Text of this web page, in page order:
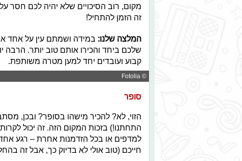
מקום, רוב הסיכויים שלא יהיה לכם
זה הזמן להתחיל!
המלצה שלנו: במידה ושמתם עין על אחד
שלכם ביחד והכירו אותם טוב יותר.
קבוע ועובדים יחד למען מטרה משותפת.
© Fotolia
סופר
הזוי, לא? להכיר מישהו בסופר? ובכן,
התחתנו!) בזכות המקום הזה. זה יכול
למדפים או בכל הזדמנות אחרת – רגע
חייכם (טוב אולי לא בדיוק כך, אבל זה